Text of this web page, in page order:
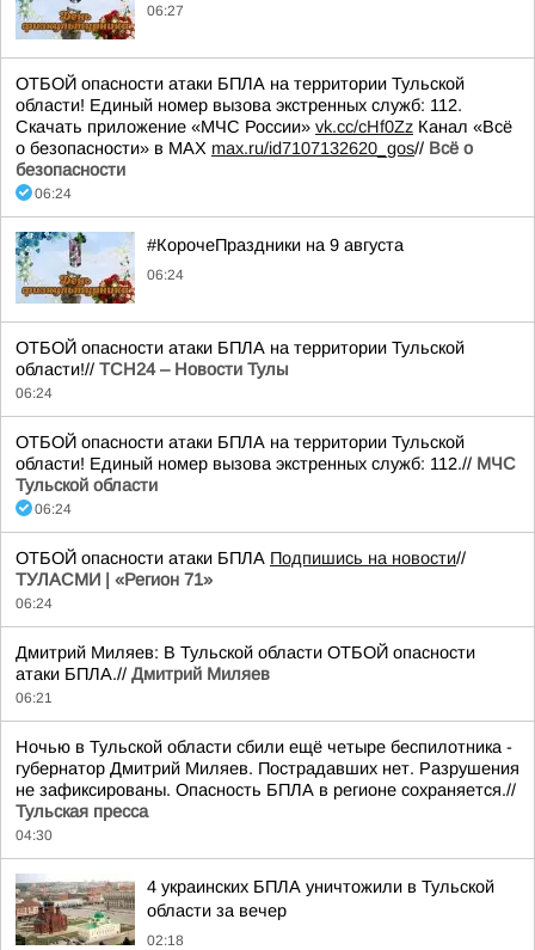
06:27
ОТБОЙ опасности атаки БПЛА на территории Тульской
области! Единый номер вызова экстренных служб: 112.
Скачать приложение «МЧС России» vk.cc/cHf0Zz Канал «Всё
о безопасности» в МАХ max.ru/id7107132620_gos// Всё о
безопасности
06:24
#КорочеПраздники на 9 августа
06:24
ОТБОЙ опасности атаки БПЛА на территории Тульской
области!// ТСН24 – Новости Тулы
06:24
ОТБОЙ опасности атаки БПЛА на территории Тульской
области! Единый номер вызова экстренных служб: 112.// МЧС
Тульской области
06:24
ОТБОЙ опасности атаки БПЛА Подпишись на новости//
ТУЛАСМИ | «Регион 71»
06:24
Дмитрий Миляев: В Тульской области ОТБОЙ опасности
атаки БПЛА.// Дмитрий Миляев
06:21
Ночью в Тульской области сбили ещё четыре беспилотника -
губернатор Дмитрий Миляев. Пострадавших нет. Разрушения
не зафиксированы. Опасность БПЛА в регионе сохраняется.//
Тульская пресса
04:30
4 украинских БПЛА уничтожили в Тульской
области за вечер
02:18